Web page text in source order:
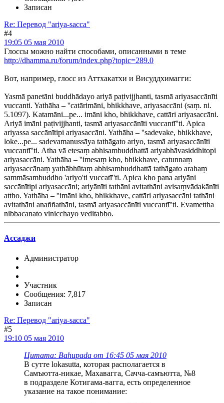
Записан
Re: Перевод "ariya-sacca"
#4
19:05 05 мая 2010
Глоссы можно найти способами, описанными в теме
http://dhamma.ru/forum/index.php?topic=289.0
Вот, например, глосс из Аттхакатхи и Висуддхимагги:
Yasmā panetāni buddhādayo ariyā paṭivijjhanti, tasmā ariyasaccānīti
vuccanti. Yathāha – ''catārimāni, bhikkhave, ariyasaccāni (saṃ. ni.
5.1097). Katamāni...pe... imāni kho, bhikkhave, cattāri ariyasaccāni.
Ariyā imāni paṭivijjhanti, tasmā ariyasaccānīti vuccantī''ti. Apica
ariyassa saccānītipi ariyasaccāni. Yathāha – ''sadevake, bhikkhave,
loke...pe... sadevamanussāya tathāgato ariyo, tasmā ariyasaccānīti
vuccantī''ti. Atha vā etesaṃ abhisambuddhattā ariyabhāvasiddhitopi
ariyasaccāni. Yathāha – ''imesaṃ kho, bhikkhave, catunnaṃ
ariyasaccānaṃ yathābhūtaṃ abhisambuddhattā tathāgato arahaṃ
sammāsambuddho 'ariyo'ti vuccatī''ti. Apica kho pana ariyāni
saccānītipi ariyasaccāni; ariyānīti tathāni avitathāni avisaṃvādakānīti
attho. Yathāha – ''imāni kho, bhikkhave, cattāri ariyasaccāni tathāni
avitathāni anaññathāni, tasmā ariyasaccānīti vuccantī''ti. Evamettha
nibbacanato vinicchayo veditabbo.
Ассаджи
Администратор
Участник
Сообщения: 7,817
Записан
Re: Перевод "ariya-sacca"
#5
19:10 05 мая 2010
Цитата: Bahupada от 16:45 05 мая 2010
В сутте lokasutta, которая располагается в
Самъютта-никае, Махавагга, Сачча-самъютта, №8
в подразделе Котигама-вагга, есть определенное
указание на такое понимание: